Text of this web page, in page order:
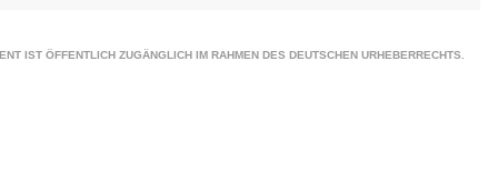
IST ÖFFENTLICH ZUGÄNGLICH IM RAHMEN DES DEUTSCHEN URHEBERRECHTS.